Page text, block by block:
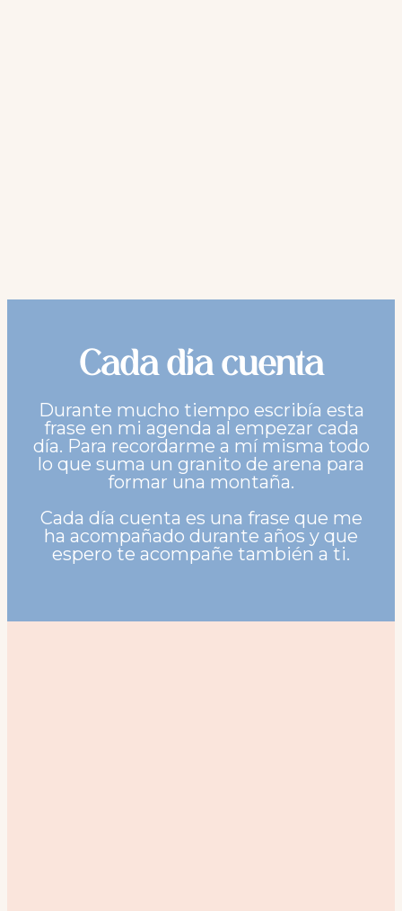
Cada día cuenta
Durante mucho tiempo escribía esta
frase en mi agenda al empezar cada
día. Para recordarme a mí misma todo
lo que suma un granito de arena para
formar una montaña.
Cada día cuenta es una frase que me
ha acompañado durante años y que
espero te acompañe también a ti.